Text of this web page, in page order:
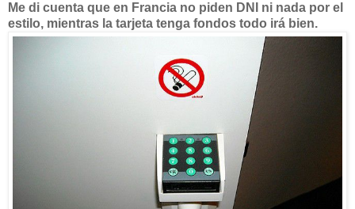
Me di cuenta que en Francia no piden DNI ni nada por el
estilo, mientras la tarjeta tenga fondos todo irá bien.